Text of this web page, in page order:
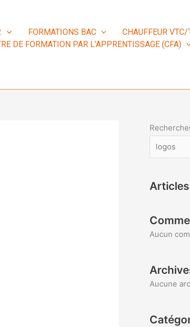
FORMATIONS BAC
CHAUFFEUR VTC/
DE FORMATION PAR L’APPRENTISSAGE (CFA)
Aucun
Aucune